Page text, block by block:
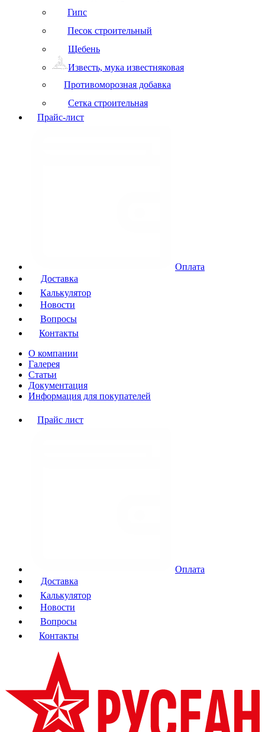
Гипс
Песок строительный
Щебень
Известь, мука известняковая
Противоморозная добавка
Сетка строительная
Прайс-лист
Оплата
Доставка
Калькулятор
Новости
Вопросы
Контакты
О компании
Галерея
Статьи
Документация
Информация для покупателей
Прайс лист
Оплата
Доставка
Калькулятор
Новости
Вопросы
Контакты